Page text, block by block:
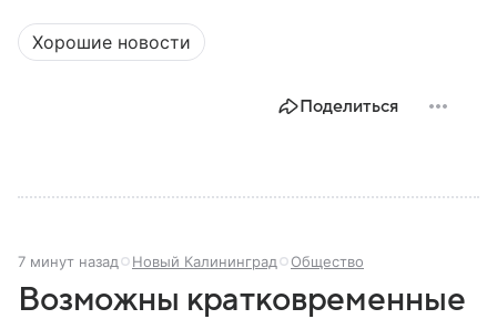
Хорошие новости
Поделиться
7 минут назад Новый Калининград Общество
Возможны кратковременные